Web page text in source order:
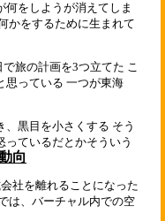
何をしようが消えてしま
かをするために生まれて
旅の計画を3つ立てた こ
思っている 一つが東海
黒目を小さくする そう
ているだとかそういう
向
社を離れることになった
は、バーチャル内での空